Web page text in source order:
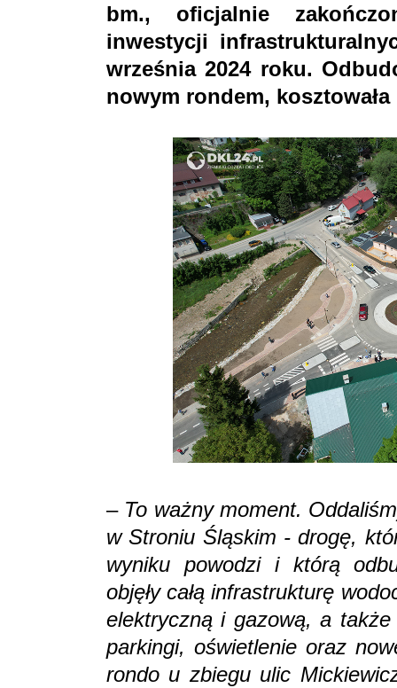
bm., oficjalnie
inwestycji
września 2024 roku.
nowym rondem,
– To ważny moment.
w Stroniu Śląskim - drogę,
wyniku powodzi i którą
objęły całą infrastrukturę
elektryczną i gazową, a
parkingi, oświetlenie oraz
rondo u zbiegu ulic